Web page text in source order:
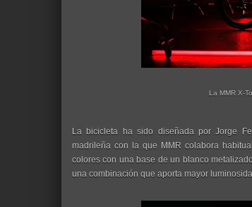
La MMR X-
La bicicleta ha sido diseñada por Jorge
madrileña con la que MMR colabora
colores con una base de un blanco
una combinación que aporta mayor